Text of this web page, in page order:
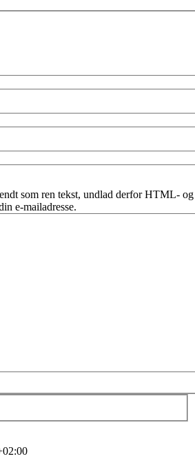
som ren tekst, undlad derfor HTML-
e-mailadresse.